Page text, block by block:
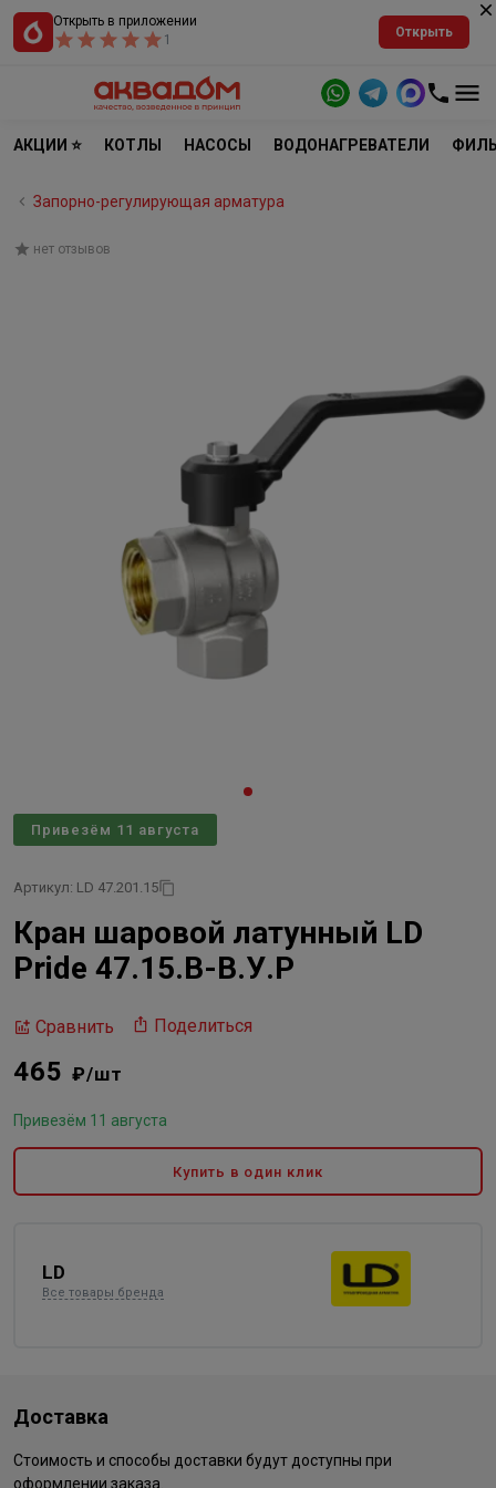
Открыть в приложении
1
Открыть
АКЦИИ ⭐ КОТЛЫ НАСОСЫ ВОДОНАГРЕВАТЕЛИ
Запорно-регулирующая арматура
нет отзывов
Привезём 11 августа
Артикул: LD 47.201.15
Кран шаровой латунный LD
Pride 47.15.В-В.У.Р
Сравнить Поделиться
465 ₽/шт
Привезём 11 августа
Купить в один клик
LD
Все товары бренда
Доставка
Стоимость и способы доставки будут доступны при
оформлении заказа.